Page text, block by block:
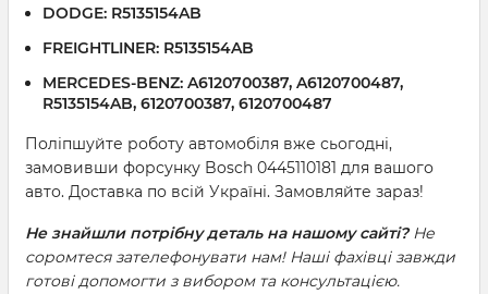
DODGE: R5135154AB
FREIGHTLINER: R5135154AB
MERCEDES-BENZ: A6120700387, A6120700487,
R5135154AB, 6120700387, 6120700487
Поліпшуйте роботу автомобіля вже сьогодні,
замовивши форсунку Bosch 0445110181 для вашого
авто. Доставка по всій Україні. Замовляйте зараз!
Не знайшли потрібну деталь на нашому сайті? Не
соромтеся зателефонувати нам! Наші фахівці завжди
готові допомогти з вибором та консультацією.